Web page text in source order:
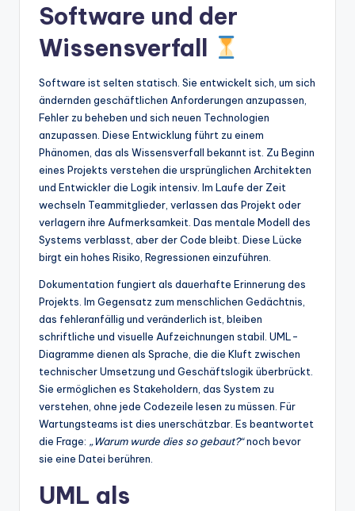
Software und der
Wissensverfall
Software ist selten statisch. Sie entwickelt sich, um sich
ändernden geschäftlichen Anforderungen anzupassen,
Fehler zu beheben und sich neuen Technologien
anzupassen. Diese Entwicklung führt zu einem
Phänomen, das als Wissensverfall bekannt ist. Zu Beginn
eines Projekts verstehen die ursprünglichen Architekten
und Entwickler die Logik intensiv. Im Laufe der Zeit
wechseln Teammitglieder, verlassen das Projekt oder
verlagern ihre Aufmerksamkeit. Das mentale Modell des
Systems verblasst, aber der Code bleibt. Diese Lücke
birgt ein hohes Risiko, Regressionen einzuführen.
Dokumentation fungiert als dauerhafte Erinnerung des
Projekts. Im Gegensatz zum menschlichen Gedächtnis,
das fehleranfällig und veränderlich ist, bleiben
schriftliche und visuelle Aufzeichnungen stabil. UML-
Diagramme dienen als Sprache, die die Kluft zwischen
technischer Umsetzung und Geschäftslogik überbrückt.
Sie ermöglichen es Stakeholdern, das System zu
verstehen, ohne jede Codezeile lesen zu müssen. Für
Wartungsteams ist dies unerschätzbar. Es beantwortet
die Frage: „Warum wurde dies so gebaut?“noch bevor
sie eine Datei berühren.
UML als